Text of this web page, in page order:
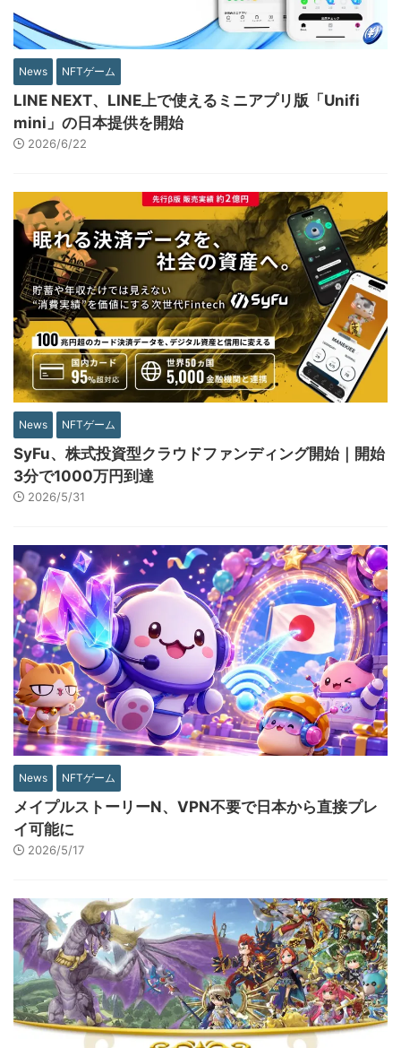
News NFTゲーム
LINE NEXT、LINE上で使えるミニアプリ版「Unifi
mini」の日本提供を開始
2026/6/22
News NFTゲーム
SyFu、株式投資型クラウドファンディング開始｜開始
3分で1000万円到達
2026/5/31
News NFTゲーム
メイプルストーリーN、VPN不要で日本から直接プレ
イ可能に
2026/5/17